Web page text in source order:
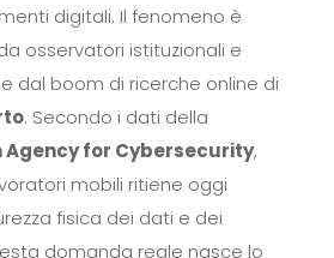
digitali. Il fenomeno è
osservatori istituzionali e
dal boom di ricerche online di
. Secondo i dati della
Agency for Cybersecurity,
mobili ritiene oggi
fisica dei dati e dei
domanda reale nasce lo